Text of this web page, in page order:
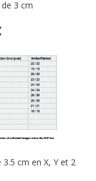
3 cm
cm en X, Y et 2